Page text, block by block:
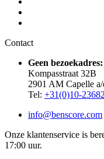
Contact
Geen bezoekadres:
Kompasstraat 32B
2901 AM Capelle a/
Tel: +31(0)10-
info@benscore.com
Onze klantenservice is
17:00 uur.